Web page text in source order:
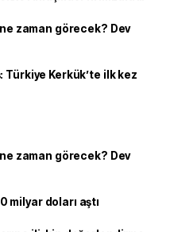
zaman görecek? Dev
Türkiye Kerkük’te ilk kez
zaman görecek? Dev
milyar doları aştı